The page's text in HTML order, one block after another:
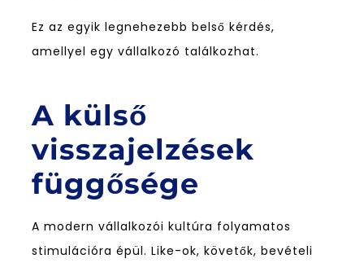
Ez az egyik legnehezebb belső kérdés,
amellyel egy vállalkozó találkozhat.
A külső
visszajelzések
függősége
A modern vállalkozói kultúra folyamatos
stimulációra épül. Like-ok, követők, bevételi